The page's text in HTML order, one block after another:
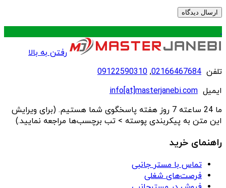
.
رفتن به بالا
تلفن 02166467684
,
09122590310
ایمیل info[at]masterjanebi.com
ما 24 ساعته 7 روز هفته پاسخگوی شما هستیم. (برای ویرایش
این متن به پیکربندی پوسته > تب برچسب‌ها مراجعه نمایید.)
راهنمای خرید
تماس با مستر جانبی
فرصت‌های شغلی